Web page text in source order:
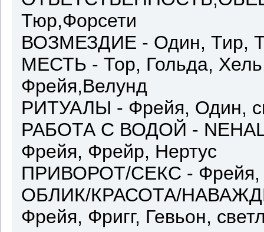
Тюр,Форсети
ВОЗМЕЗДИЕ - Один, Тир,
МЕСТЬ - Тор, Гольда,
Фрейя,Велунд
РИТУАЛЫ - Фрейя, Один,
РАБОТА С ВОДОЙ -
Фрейя, Фрейр, Нертус
ПРИВОРОТ/СЕКС - Фрейя,
ОБЛИК/КРАСОТА/
Фрейя, Фригг, Гевьон,